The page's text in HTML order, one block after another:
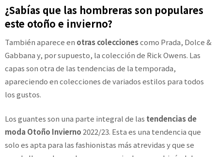
¿Sabías que las hombreras son populares
este otoño e invierno?
También aparece en otras coleccionescomo Prada, Dolce &
Gabbana y, por supuesto, la colección de Rick Owens. Las
capas son otra de las tendencias de la temporada,
apareciendo en colecciones de variados estilos para todos
los gustos.
Los guantes son una parte integral de las tendencias de
moda Otoño Invierno2022/23. Esta es una tendencia que
solo es apta para las fashionistas más atrevidas y que se